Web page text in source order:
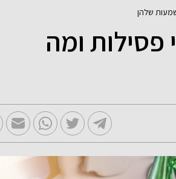
שלהן
פסילות ומה